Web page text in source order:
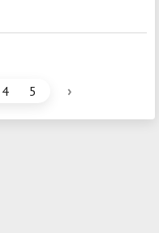
4 5 ›